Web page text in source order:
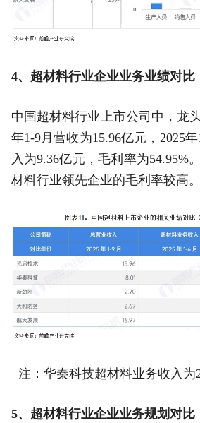
4、超材料行业企业业务业绩对比
中国超材料行业上市公司中，龙
年1-9月营收为15.96亿元，2025
入为9.36亿元，毛利率为54.95%
材料行业领先企业的毛利率较高。
注：华秦科技超材料业务收入为
5、超材料行业企业业务规划对比